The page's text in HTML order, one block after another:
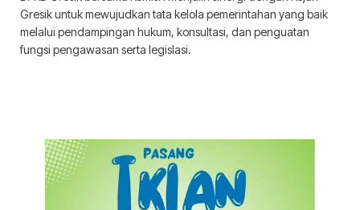
Gresik untuk mewujudkan tata kelola pemerintahan yang baik
melalui pendampingan hukum, konsultasi, dan penguatan
fungsi pengawasan serta legislasi.